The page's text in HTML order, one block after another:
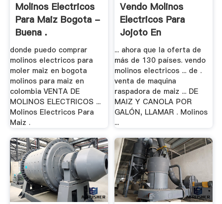
Molinos Electricos
Para Maiz Bogota -
Buena .
donde puedo comprar
molinos electricos para
moler maiz en bogota
molinos para maiz en
colombia VENTA DE
MOLINOS ELECTRICOS ...
Molinos Electricos Para
Maiz .
Vendo Molinos
Electricos Para
Jojoto En
Venezuela ...
... ahora que la oferta de
más de 130 países. vendo
molinos electricos ... de .
venta de maquina
raspadora de maiz ... DE
MAIZ Y CANOLA POR
GALÓN, LLAMAR . Molinos
...